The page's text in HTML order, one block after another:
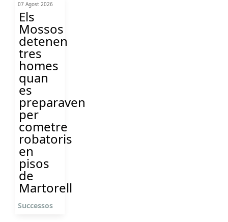
07 Agost 2026
Els
Mossos
detenen
tres
homes
quan
es
preparaven
per
cometre
robatoris
en
pisos
de
Martorell
Successos